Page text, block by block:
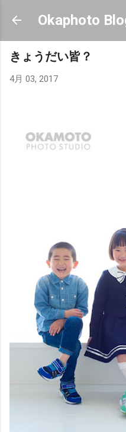
スキップしてメ
Okaphoto
きょうだい皆？
4月 03, 2017